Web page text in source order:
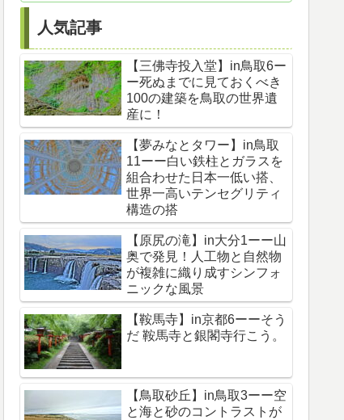
人気記事
【三佛寺投入堂】in鳥取6ー
ー死ぬまでに見ておくべき
100の建築を鳥取の世界遺
産に！
【夢みなとタワー】in鳥取
11ーー白い鉄柱とガラスを
組合わせた日本一低い搭、
世界一高いテンセグリティ
構造の搭
【原尻の滝】in大分1ーー山
奥で発見！人工物と自然物
が複雑に織り成すシンフォ
ニックな風景
【鞍馬寺】in京都6ーーそう
だ 鞍馬寺と銀閣寺行こう。
【鳥取砂丘】in鳥取3ーー空
と海と砂のコントラストが